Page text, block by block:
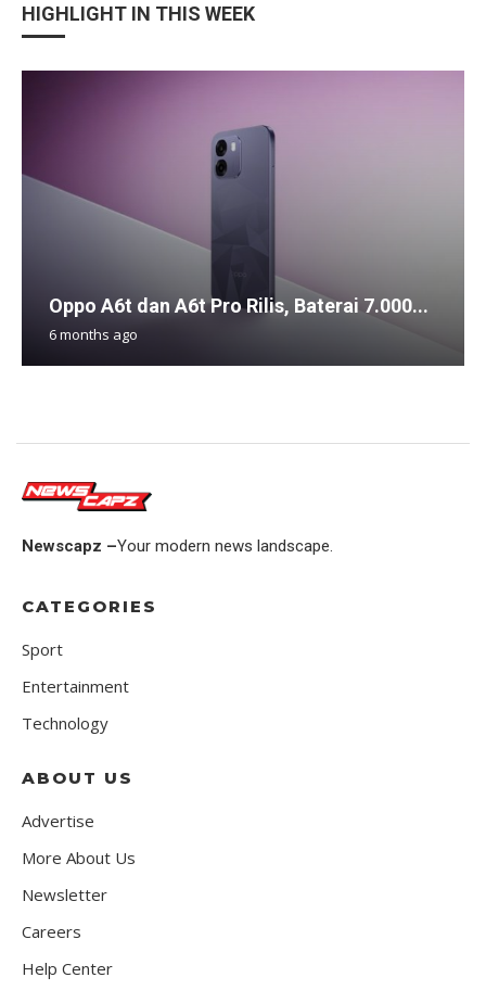
HIGHLIGHT IN THIS WEEK
Oppo A6t dan A6t Pro Rilis, Baterai 7.000...
6 months ago
Newscapz –Your modern news landscape.
CATEGORIES
Sport
Entertainment
Technology
ABOUT US
Advertise
More About Us
Newsletter
Careers
Help Center